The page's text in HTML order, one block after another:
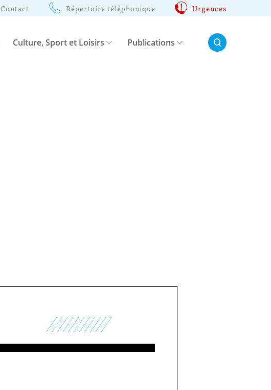
Contact Répertoire téléphonique Urgences
Culture, Sport et Loisirs Publications Rechercher: